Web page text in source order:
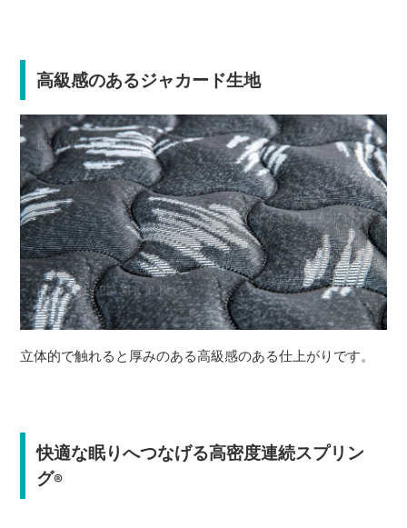
高級感のあるジャカード生地
立体的で触れると厚みのある高級感のある仕上がりです。
快適な眠りへつなげる高密度連続スプリン
グ®